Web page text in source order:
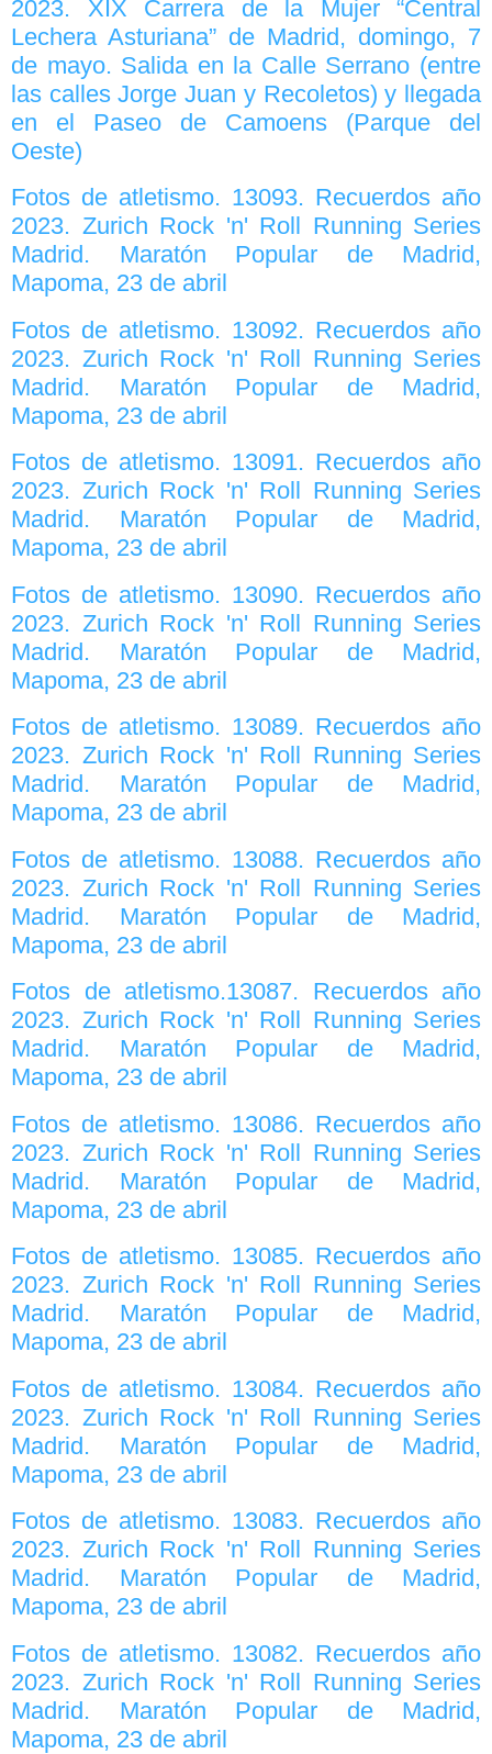
2023. XIX Carrera de la Mujer “Central
Lechera Asturiana” de Madrid, domingo, 7
de mayo. Salida en la Calle Serrano (entre
las calles Jorge Juan y Recoletos) y llegada
en el Paseo de Camoens (Parque del
Oeste)
Fotos de atletismo. 13093. Recuerdos año
2023. Zurich Rock 'n' Roll Running Series
Madrid. Maratón Popular de Madrid,
Mapoma, 23 de abril
Fotos de atletismo. 13092. Recuerdos año
2023. Zurich Rock 'n' Roll Running Series
Madrid. Maratón Popular de Madrid,
Mapoma, 23 de abril
Fotos de atletismo. 13091. Recuerdos año
2023. Zurich Rock 'n' Roll Running Series
Madrid. Maratón Popular de Madrid,
Mapoma, 23 de abril
Fotos de atletismo. 13090. Recuerdos año
2023. Zurich Rock 'n' Roll Running Series
Madrid. Maratón Popular de Madrid,
Mapoma, 23 de abril
Fotos de atletismo. 13089. Recuerdos año
2023. Zurich Rock 'n' Roll Running Series
Madrid. Maratón Popular de Madrid,
Mapoma, 23 de abril
Fotos de atletismo. 13088. Recuerdos año
2023. Zurich Rock 'n' Roll Running Series
Madrid. Maratón Popular de Madrid,
Mapoma, 23 de abril
Fotos de atletismo.13087. Recuerdos año
2023. Zurich Rock 'n' Roll Running Series
Madrid. Maratón Popular de Madrid,
Mapoma, 23 de abril
Fotos de atletismo. 13086. Recuerdos año
2023. Zurich Rock 'n' Roll Running Series
Madrid. Maratón Popular de Madrid,
Mapoma, 23 de abril
Fotos de atletismo. 13085. Recuerdos año
2023. Zurich Rock 'n' Roll Running Series
Madrid. Maratón Popular de Madrid,
Mapoma, 23 de abril
Fotos de atletismo. 13084. Recuerdos año
2023. Zurich Rock 'n' Roll Running Series
Madrid. Maratón Popular de Madrid,
Mapoma, 23 de abril
Fotos de atletismo. 13083. Recuerdos año
2023. Zurich Rock 'n' Roll Running Series
Madrid. Maratón Popular de Madrid,
Mapoma, 23 de abril
Fotos de atletismo. 13082. Recuerdos año
2023. Zurich Rock 'n' Roll Running Series
Madrid. Maratón Popular de Madrid,
Mapoma, 23 de abril